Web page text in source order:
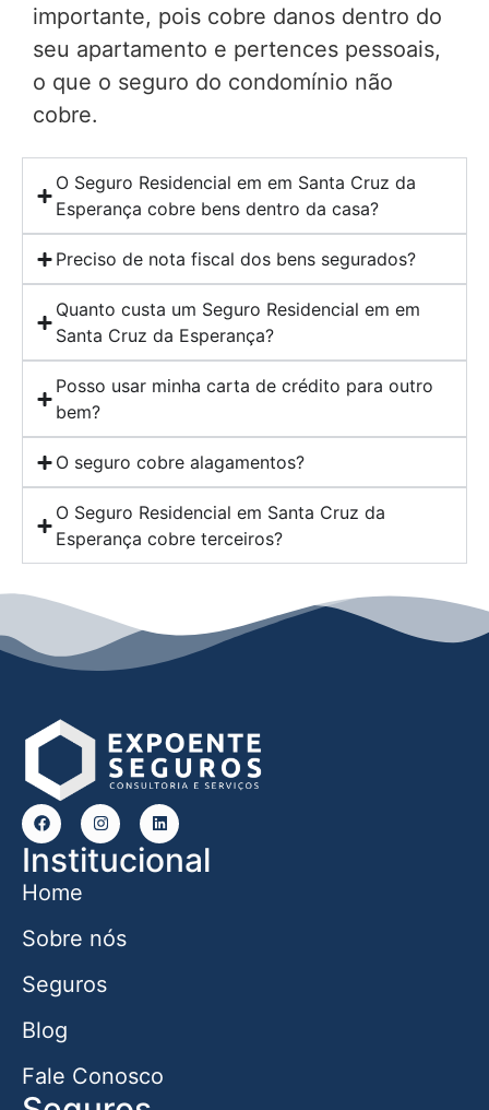
importante, pois cobre danos dentro do
seu apartamento e pertences pessoais,
o que o seguro do condomínio não
cobre.
O Seguro Residencial em em Santa Cruz da
Esperança cobre bens dentro da casa?
Preciso de nota fiscal dos bens segurados?
Quanto custa um Seguro Residencial em em
Santa Cruz da Esperança?
Posso usar minha carta de crédito para outro
bem?
O seguro cobre alagamentos?
O Seguro Residencial em Santa Cruz da
Esperança cobre terceiros?
Institucional
Home
Sobre nós
Seguros
Blog
Fale Conosco